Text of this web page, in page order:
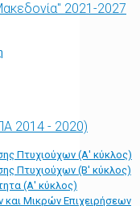
2021-2027
2014 - 2020)
Πτυχιούχων (Α' κύκλος)
Πτυχιούχων (Β' κύκλος)
(Α' κύκλος)
Μικρών Επιχειρήσεων